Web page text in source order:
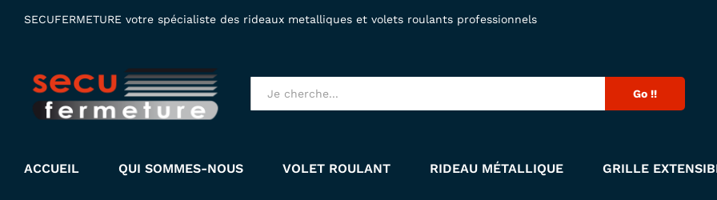
SECUFERMETURE votre spécialiste des rideaux metalliques et volets roulants professionnels
Tous produits Go !!
ACCUEIL QUI SOMMES-NOUS VOLET ROULANT RIDEAU MÉTALLIQUE GRILLE
Description